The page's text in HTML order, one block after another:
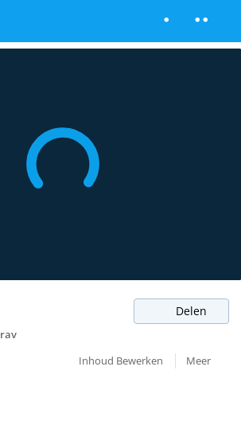
Delen
Inhoud Bewerken
Meer